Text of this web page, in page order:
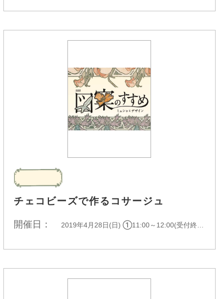
チェコビーズで作るコサージュ
開催日： 2019年4月28日(日) ①11:00～12:00(受付終了) ②13:00～14:00